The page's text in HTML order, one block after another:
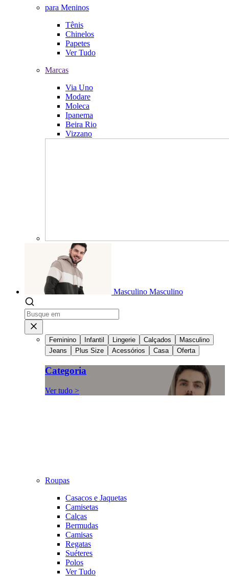
para Meninos
Tênis
Chinelos
Papetes
Ver Tudo
Marcas
Via Uno
Modare
Moleca
Ipanema
Beira Rio
Vizzano
Masculino Masculino
Feminino Infantil Lingerie Calçados
Masculino
Jeans
Plus Size Acessórios Casa Oferta
Categoria
Ver tudo >
Roupas
Casacos e Jaquetas
Camisetas
Calças
Bermudas
Camisas
Regatas
Suéteres
Polos
Ver Tudo